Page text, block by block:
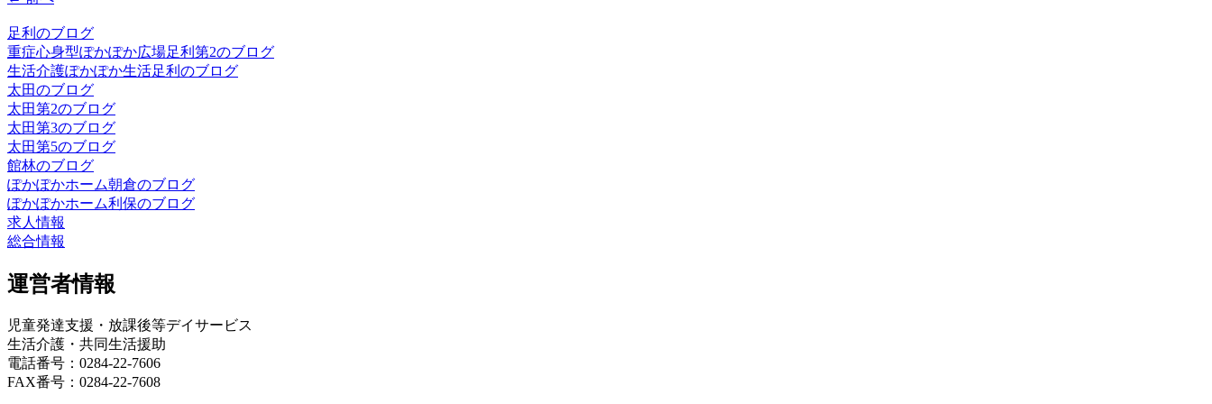
足利のブログ
重症心身型ぽかぽか広場足利第2のブログ
生活介護ぽかぽか生活足利のブログ
太田のブログ
太田第2のブログ
太田第3のブログ
太田第5のブログ
館林のブログ
ぽかぽかホーム朝倉のブログ
ぽかぽかホーム利保のブログ
求人情報
総合情報
運営者情報
児童発達支援・放課後等デイサービス
生活介護・共同生活援助
電話番号：0284-22-7606
FAX番号：0284-22-7608